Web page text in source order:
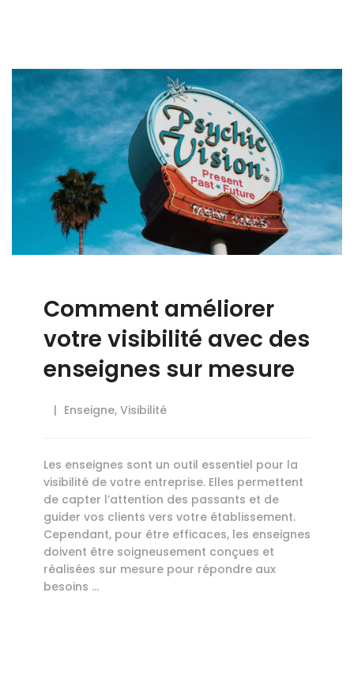
Comment améliorer
votre visibilité avec des
enseignes sur mesure
Enseigne, Visibilité
Les enseignes sont un outil essentiel pour la
visibilité de votre entreprise. Elles permettent
de capter l’attention des passants et de
guider vos clients vers votre établissement.
Cependant, pour être efficaces, les enseignes
doivent être soigneusement conçues et
réalisées sur mesure pour répondre aux
besoins …